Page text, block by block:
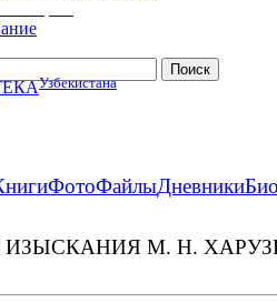
Узбекистана
ФотоФайлыДневники
М. Н.